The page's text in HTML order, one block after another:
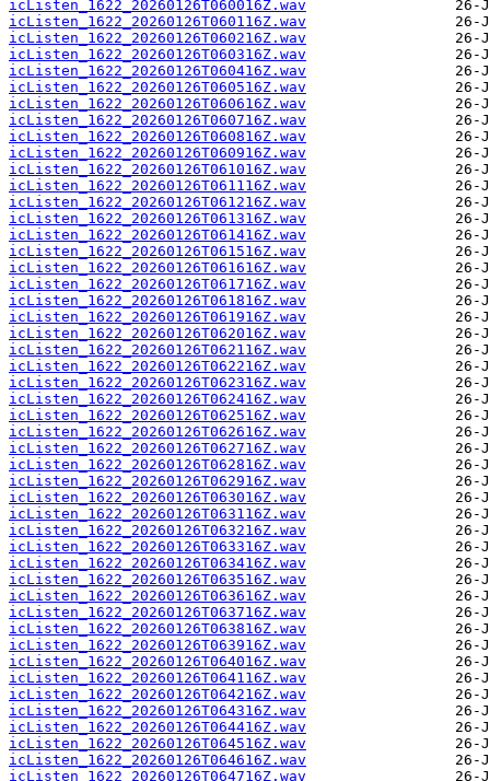
icListen_1622_20260126T060016Z.wav
icListen_1622_20260126T060116Z.wav
icListen_1622_20260126T060216Z.wav
icListen_1622_20260126T060316Z.wav
icListen_1622_20260126T060416Z.wav
icListen_1622_20260126T060516Z.wav
icListen_1622_20260126T060616Z.wav
icListen_1622_20260126T060716Z.wav
icListen_1622_20260126T060816Z.wav
icListen_1622_20260126T060916Z.wav
icListen_1622_20260126T061016Z.wav
icListen_1622_20260126T061116Z.wav
icListen_1622_20260126T061216Z.wav
icListen_1622_20260126T061316Z.wav
icListen_1622_20260126T061416Z.wav
icListen_1622_20260126T061516Z.wav
icListen_1622_20260126T061616Z.wav
icListen_1622_20260126T061716Z.wav
icListen_1622_20260126T061816Z.wav
icListen_1622_20260126T061916Z.wav
icListen_1622_20260126T062016Z.wav
icListen_1622_20260126T062116Z.wav
icListen_1622_20260126T062216Z.wav
icListen_1622_20260126T062316Z.wav
icListen_1622_20260126T062416Z.wav
icListen_1622_20260126T062516Z.wav
icListen_1622_20260126T062616Z.wav
icListen_1622_20260126T062716Z.wav
icListen_1622_20260126T062816Z.wav
icListen_1622_20260126T062916Z.wav
icListen_1622_20260126T063016Z.wav
icListen_1622_20260126T063116Z.wav
icListen_1622_20260126T063216Z.wav
icListen_1622_20260126T063316Z.wav
icListen_1622_20260126T063416Z.wav
icListen_1622_20260126T063516Z.wav
icListen_1622_20260126T063616Z.wav
icListen_1622_20260126T063716Z.wav
icListen_1622_20260126T063816Z.wav
icListen_1622_20260126T063916Z.wav
icListen_1622_20260126T064016Z.wav
icListen_1622_20260126T064116Z.wav
icListen_1622_20260126T064216Z.wav
icListen_1622_20260126T064316Z.wav
icListen_1622_20260126T064416Z.wav
icListen_1622_20260126T064516Z.wav
icListen_1622_20260126T064616Z.wav
icListen_1622_20260126T064716Z.wav